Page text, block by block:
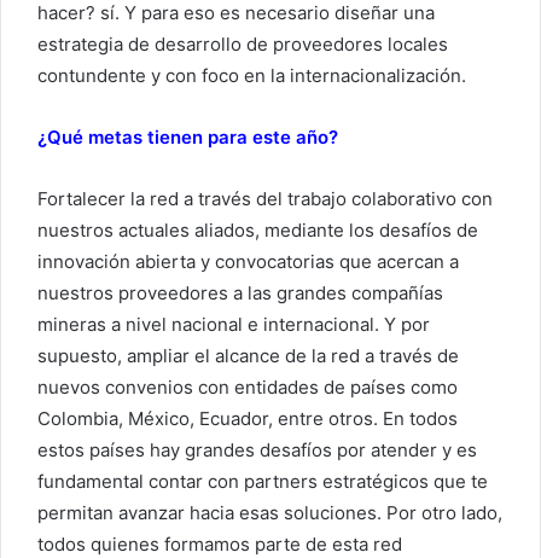
hacer? sí. Y para eso es necesario diseñar una
estrategia de desarrollo de proveedores locales
contundente y con foco en la internacionalización.
¿Qué metas tienen para este año?
Fortalecer la red a través del trabajo colaborativo con
nuestros actuales aliados, mediante los desafíos de
innovación abierta y convocatorias que acercan a
nuestros proveedores a las grandes compañías
mineras a nivel nacional e internacional. Y por
supuesto, ampliar el alcance de la red a través de
nuevos convenios con entidades de países como
Colombia, México, Ecuador, entre otros. En todos
estos países hay grandes desafíos por atender y es
fundamental contar con partners estratégicos que te
permitan avanzar hacia esas soluciones. Por otro lado,
todos quienes formamos parte de esta red